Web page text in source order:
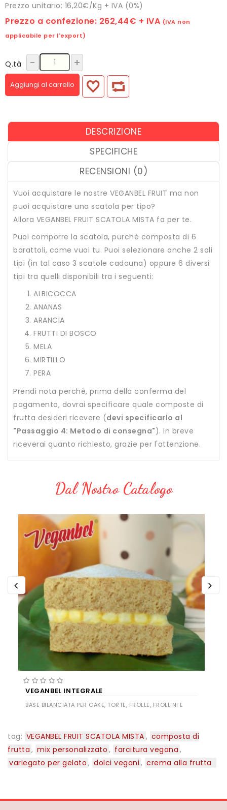
Prezzo unitario: 16,20€/Kg + IVA (0%)
Prezzo a confezione: 262,44€ + IVA (IVA non
applicabile per l'export)
Q.tà - +
Aggiungi al carrello
DESCRIZIONE
SPECIFICHE
RECENSIONI (0)
Vuoi acquistare le nostre VEGANBEL FRUIT ma non
puoi acquistare una scatola per tipo?
Allora VEGANBEL FRUIT SCATOLA MISTA fa per te.
Puoi comporre la scatola, purché composta di 6
barattoli, come vuoi tu. Puoi selezionare anche 2 soli
tipi (in tal caso 3 scatole cadauna) oppure 6 diversi
tipi tra quelli disponibili tra i seguenti:
ALBICOCCA
ANANAS
ARANCIA
FRUTTI DI BOSCO
MELA
MIRTILLO
PERA
Prendi nota perchè, prima della conferma del
pagamento, dovrai specificare quale composte di
frutta desideri ricevere (devi specificarlo al
"Passaggio 4: Metodo di consegna"). In breve
riceverai quanto richiesto, grazie per l'attenzione.
Dal Nostro Catalogo
VEGANBEL INTEGRALE
BASE BILANCIATA PER CAKE, TORTE, FROLLE, FROLLINI E
tag: VEGANBEL FRUIT SCATOLA MISTA , composta di
frutta , mix personalizzato , farcitura vegana ,
variegato per gelato , dolci vegani , crema alla frutta